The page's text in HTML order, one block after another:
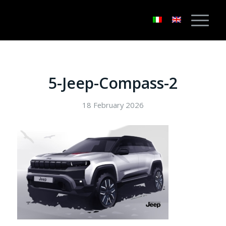
5-Jeep-Compass-2
18 February 2026